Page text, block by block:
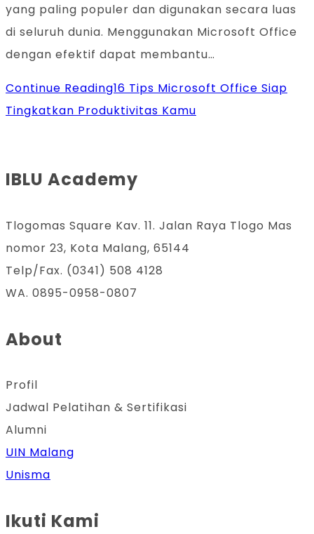
yang paling populer dan digunakan secara luas
di seluruh dunia. Menggunakan Microsoft Office
dengan efektif dapat membantu…
Continue Reading16 Tips Microsoft Office Siap
Tingkatkan Produktivitas Kamu
IBLU Academy
Tlogomas Square Kav. 11. Jalan Raya Tlogo Mas
nomor 23, Kota Malang, 65144
Telp/Fax. (0341) 508 4128
WA. 0895-0958-0807
About
Profil
Jadwal Pelatihan & Sertifikasi
Alumni
UIN Malang
Unisma
Ikuti Kami